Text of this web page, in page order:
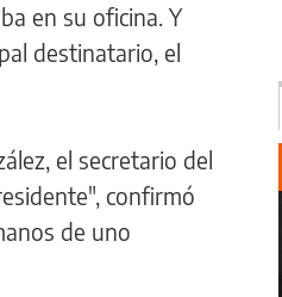
en su oficina. Y
destinatario, el
el secretario del
confirmó
de uno